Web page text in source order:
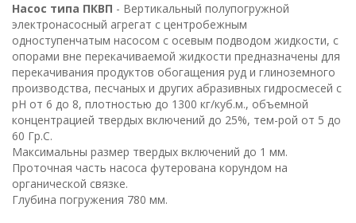
Насос типа ПКВП - Вертикальный полупогружной
электронасосный агрегат с центробежным
одноступенчатым насосом с осевым подводом жидкости, с
опорами вне перекачиваемой жидкости предназначены для
перекачивания продуктов обогащения руд и глиноземного
производства, песчаных и других абразивных гидросмесей с
рН от 6 до 8, плотностью до 1300 кг/куб.м., объемной
концентрацией твердых включений до 25%, тем-рой от 5 до
60 Гр.С.
Максимальны размер твердых включений до 1 мм.
Проточная часть насоса футерована корундом на
органической связке.
Глубина погружения 780 мм.